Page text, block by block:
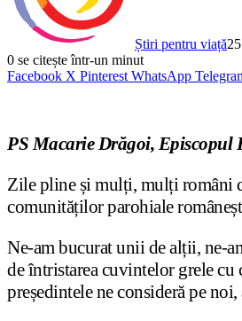
Știri pentru viață
0 se citește într-un minut
Facebook X Pinterest WhatsApp
PS Macarie Drăgoi, Episcopul
Zile pline și mulți, mulți români
comunităților parohiale
Ne-am bucurat unii de alții, ne-
de întristarea cuvintelor grele cu
președintele ne consideră pe